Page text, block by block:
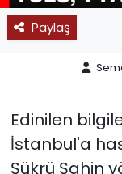
Paylaş
Edinilen
İstanbul'a
Şükrü Şahin